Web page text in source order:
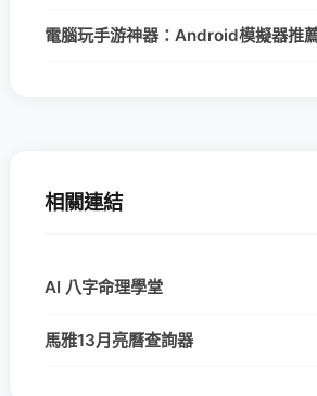
電腦玩手游神器：Android模擬器推
相關連結
AI 八字命理學堂
馬雅13月亮曆查詢器